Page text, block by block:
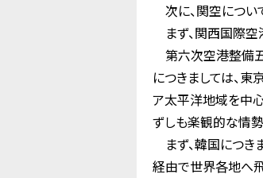
次に、関空につい
まず、関西国際空
第六次空港整備
につきましては、
ア太平洋地域を中
ずしも楽観的な情
まず、韓国につき
経由で世界各地へ飛